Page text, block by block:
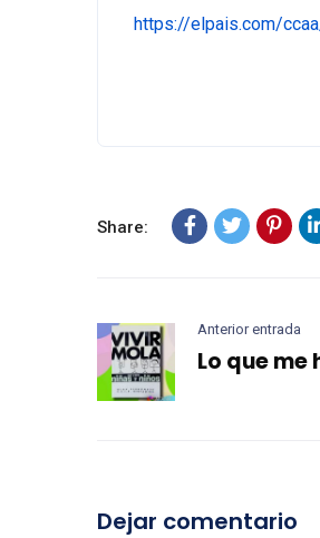
https://elpais.com/
Share:
Anterior entrada
Lo que me
Dejar comentario